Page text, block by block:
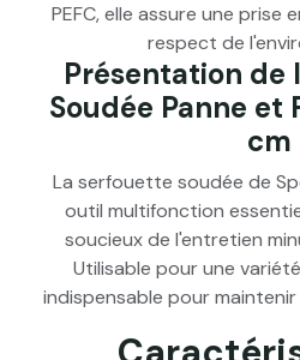
PEFC, elle assure une prise
respect de
Présentation de
Soudée Panne et
cm
La serfouette soudée de
outil multifonction
soucieux de l'entretien
Utilisable pour une
indispensable pour